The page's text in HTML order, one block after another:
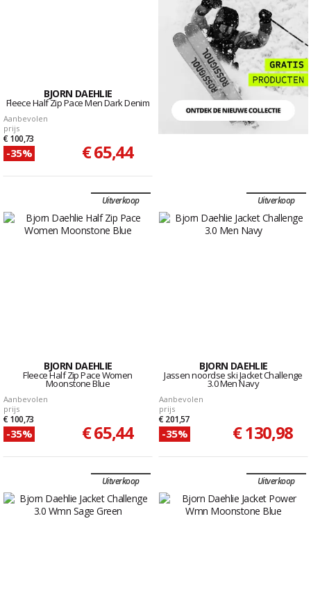
BJORN DAEHLIE
Fleece Half Zip Pace Men Dark Denim
Aanbevolen
prijs
€ 100,73
-35% € 65,44
Uitverkoop
BJORN DAEHLIE
Fleece Half Zip Pace Women
Moonstone Blue
Aanbevolen
prijs
€ 100,73
-35% € 65,44
Uitverkoop
BJORN DAEHLIE
Jassen noordse ski Jacket Challenge
3.0 Men Navy
Aanbevolen
prijs
€ 201,57
-35% € 130,98
Uitverkoop Uitverkoop